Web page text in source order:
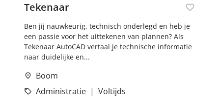
Tekenaar
Ben jij nauwkeurig, technisch onderlegd en heb je
een passie voor het uittekenen van plannen? Als
Tekenaar AutoCAD vertaal je technische informatie
naar duidelijke en...
Boom
Administratie
Voltijds